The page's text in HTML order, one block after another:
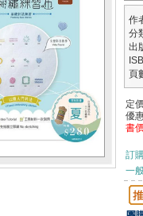
作
分
出
頁
定
優
書
訂
一